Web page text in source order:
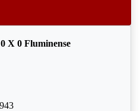
X 0 Fluminense